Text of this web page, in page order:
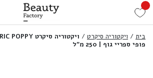
בית / ויקטוריה סיקרט /
פופי ספריי גוף | 250 מ”ל